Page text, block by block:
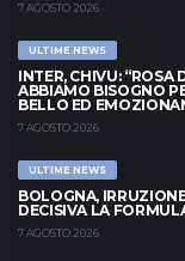
7 AGOSTO 2026
ULTIME NEWS
INTER, CHIVU: “ROSA
ABBIAMO BISOGNO
BELLO ED
7 AGOSTO 2026
ULTIME NEWS
BOLOGNA,
DECISIVA LA
7 AGOSTO 2026